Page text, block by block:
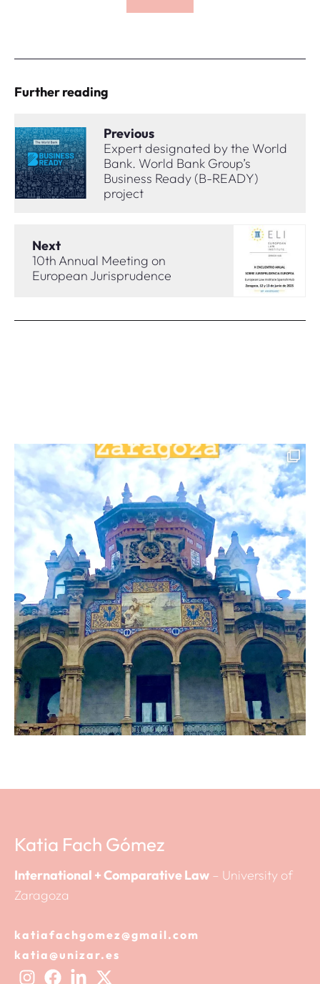
Further reading
Previous
Expert designated by the World
Bank. World Bank Group’s
Business Ready (B-READY)
project
Next
10th Annual Meeting on
European Jurisprudence
Katia Fach Gómez
International + Comparative Law – University of
Zaragoza
katiafachgomez@gmail.com
katia@unizar.es